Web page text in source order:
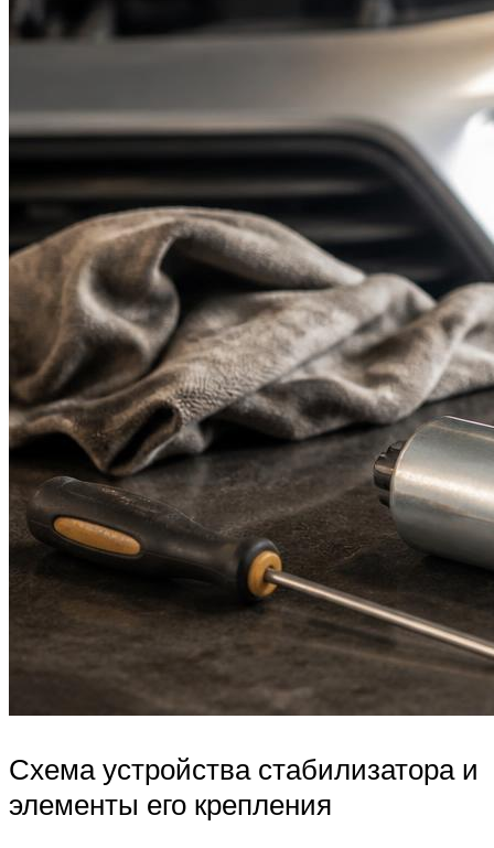
Схема устройства стабилизатора и
элементы его крепления